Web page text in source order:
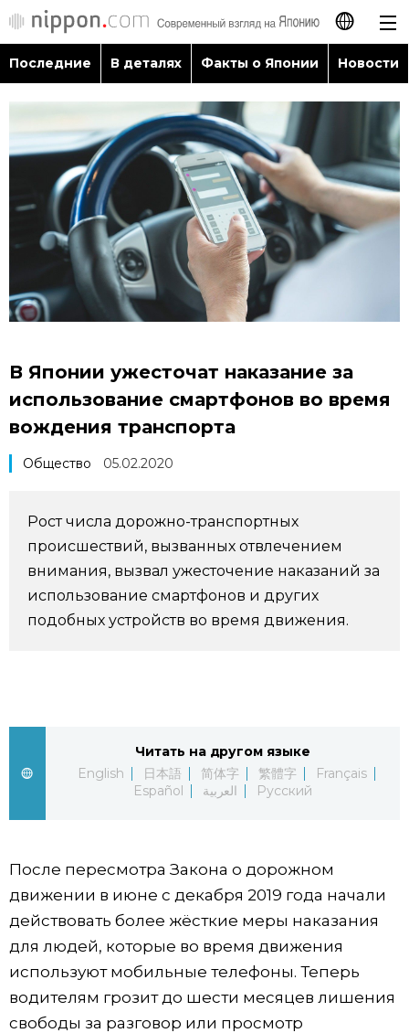
日本語
English
简体字
繁體字
Français
Последние
В деталях
Факты о Японии
Путеводитель по Японии
Фото/Видео
Люди
Блог
Технологии
Токио
От редакции
Популярные статьи
Японский язык official SNS
Последние В деталях Факты о Японии Новости
В Японии ужесточат наказание за
использование смартфонов во время
вождения транспорта
Общество 05.02.2020
Рост числа дорожно-транспортных
происшествий, вызванных отвлечением
внимания, вызвал ужесточение наказаний за
использование смартфонов и других
подобных устройств во время движения.
Читать на другом языке
English
日本語 简体字 繁體字
Français
Español
العربية Русский
После пересмотра Закона о дорожном
движении в июне с декабря 2019 года начали
действовать более жёсткие меры наказания
для людей, которые во время движения
используют мобильные телефоны. Теперь
водителям грозит до шести месяцев лишения
свободы за разговор или просмотр